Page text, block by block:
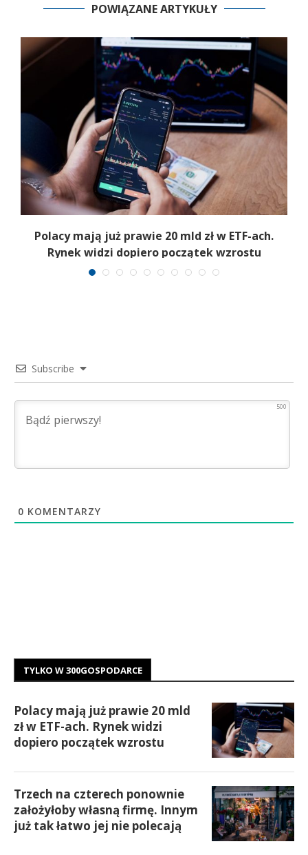
POWIĄZANE ARTYKUŁY
Polacy mają już prawie 20 mld zł w ETF-ach.
Rynek widzi dopiero początek wzrostu
Subscribe
500
0 KOMENTARZY
TYLKO W 300GOSPODARCE
Polacy mają już prawie 20 mld
zł w ETF-ach. Rynek widzi
dopiero początek wzrostu
Trzech na czterech ponownie
założyłoby własną firmę. Innym
już tak łatwo jej nie polecają